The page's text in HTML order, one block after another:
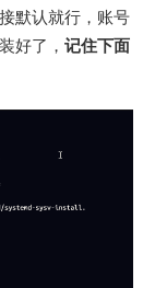
默认就行，账号
好了， 记住下面